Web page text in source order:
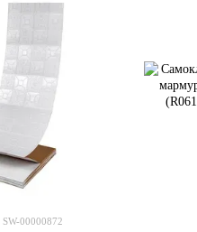
SW-00000872